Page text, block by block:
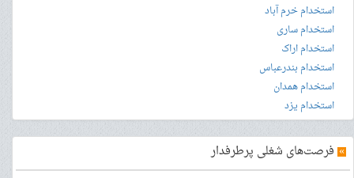
استخدام خرم آباد
استخدام ساری
استخدام اراک
استخدام بندرعباس
استخدام همدان
استخدام یزد
» فرصت‌های شغلی پرطرفدار